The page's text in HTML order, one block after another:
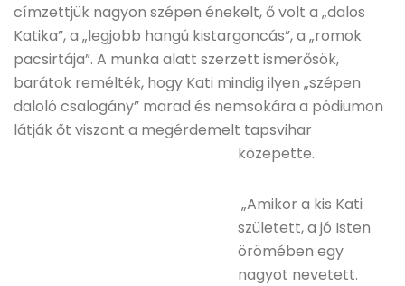
címzettjük nagyon szépen énekelt, ő volt a „dalos
Katika”, a „legjobb hangú kistargoncás”, a „romok
pacsirtája”. A munka alatt szerzett ismerősök,
barátok remélték, hogy Kati mindig ilyen „szépen
daloló csalogány” marad és nemsokára a pódiumon
látják őt viszont a megérdemelt tapsvihar
közepette.
„Amikor a kis Kati
született, a jó Isten
örömében egy
nagyot nevetett.